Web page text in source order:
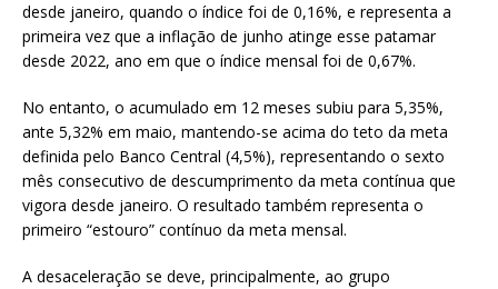
desde janeiro, quando o índice foi de 0,16%, e representa a
primeira vez que a inflação de junho atinge esse patamar
desde 2022, ano em que o índice mensal foi de 0,67%.
No entanto, o acumulado em 12 meses subiu para 5,35%,
ante 5,32% em maio, mantendo-se acima do teto da meta
definida pelo Banco Central (4,5%), representando o sexto
mês consecutivo de descumprimento da meta contínua que
vigora desde janeiro. O resultado também representa o
primeiro “estouro” contínuo da meta mensal.
A desaceleração se deve, principalmente, ao grupo